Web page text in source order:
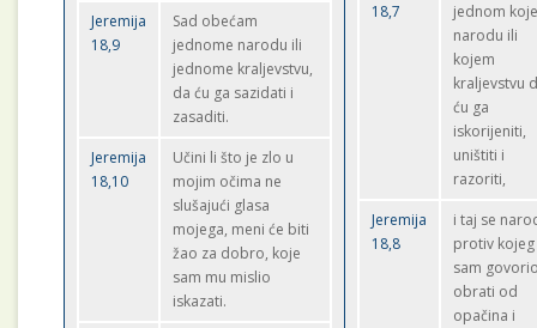
Jeremija
18,9
Sad obećam
jednome narodu ili
jednome kraljevstvu,
da ću ga sazidati i
zasaditi.
Jeremija
18,10
Učini li što je zlo u
mojim očima ne
slušajući glasa
mojega, meni će biti
žao za dobro, koje
sam mu mislio
iskazati.
18,7
jednom
narodu ili
kojem
kraljevstvu
ću ga
iskorijeniti,
uništiti i
razoriti,
Jeremija
18,8
i taj se
protiv kojeg
sam
obrati od
opačina i